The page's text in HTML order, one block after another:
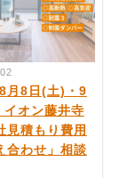
月8日(土)・9
オン藤井寺
積もり費用
合わせ」相談